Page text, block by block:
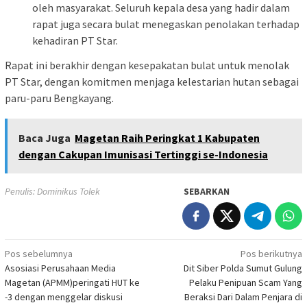
oleh masyarakat. Seluruh kepala desa yang hadir dalam
rapat juga secara bulat menegaskan penolakan terhadap
kehadiran PT Star.
Rapat ini berakhir dengan kesepakatan bulat untuk menolak
PT Star, dengan komitmen menjaga kelestarian hutan sebagai
paru-paru Bengkayang.
Baca Juga Magetan Raih Peringkat 1 Kabupaten
dengan Cakupan Imunisasi Tertinggi se-Indonesia
Penulis: Dominikus Tolek SEBARKAN
Navigasi
pos
Pos sebelumnya
Asosiasi Perusahaan Media
Magetan (APMM)peringati HUT ke
-3 dengan menggelar diskusi
Pos berikutnya
Dit Siber Polda Sumut Gulung
Pelaku Penipuan Scam Yang
Beraksi Dari Dalam Penjara di